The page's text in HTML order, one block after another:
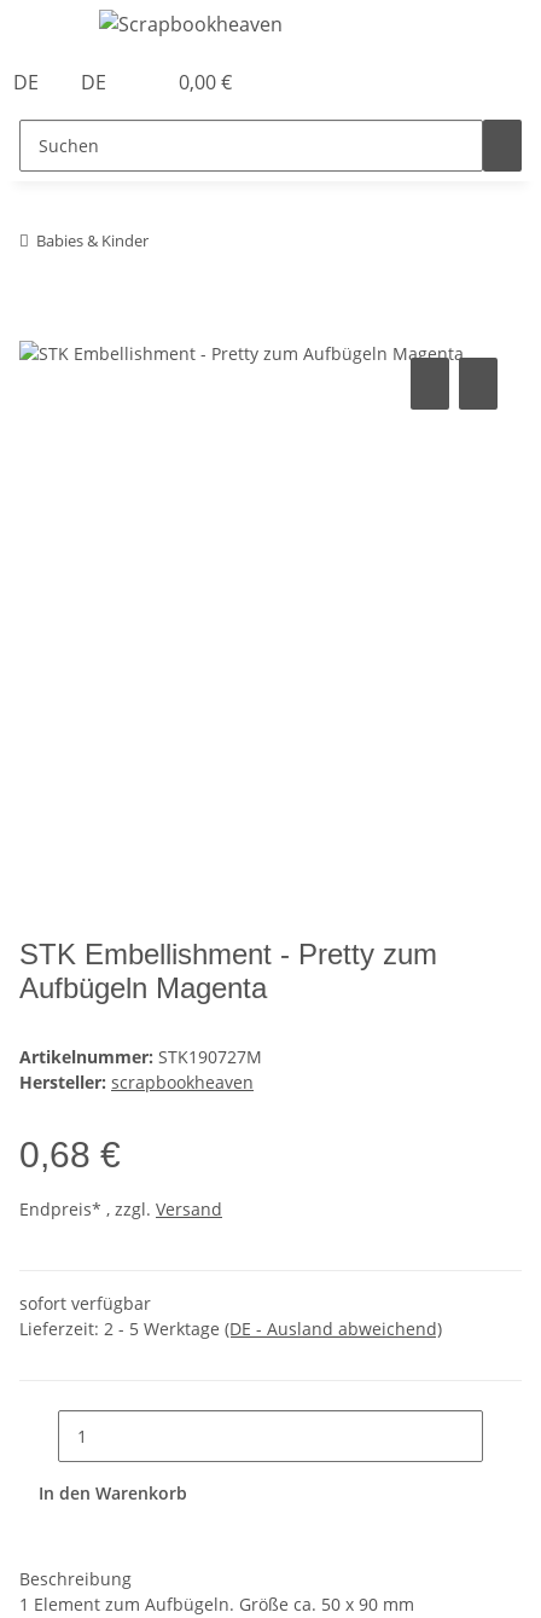
DE DE 0,00 €
Babies & Kinder
STK Embellishment - Pretty zum
Aufbügeln Magenta
Artikelnummer: STK190727M
Hersteller: scrapbookheaven
0,68 €
Endpreis* , zzgl. Versand
sofort verfügbar
Lieferzeit: 2 - 5 Werktage (DE - Ausland abweichend)
In den Warenkorb
Beschreibung
1 Element zum Aufbügeln. Größe ca. 50 x 90 mm